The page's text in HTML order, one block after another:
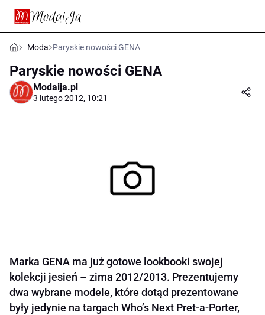
Moda Paryskie nowości GENA
Paryskie nowości GENA
Modaija.pl
3 lutego 2012, 10:21
Marka GENA ma już gotowe lookbooki swojej
kolekcji jesień – zima 2012/2013. Prezentujemy
dwa wybrane modele, które dotąd prezentowane
były jedynie na targach Who’s Next Pret-a-Porter,